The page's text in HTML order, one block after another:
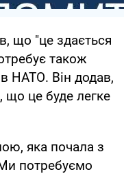
що "це здається
також
НАТО. Він додав,
що це буде легке
яка почала з
потребуємо